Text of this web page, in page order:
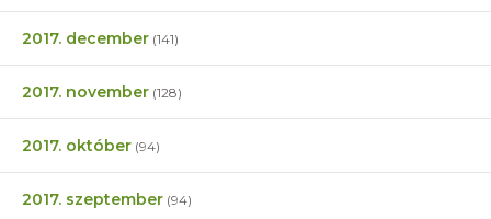
2017. december (141)
2017. november (128)
2017. október (94)
2017. szeptember (94)